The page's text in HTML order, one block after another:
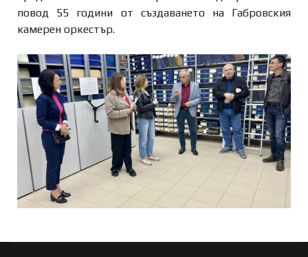
повод 55 години от създаването на Габровския
камерен оркестър.